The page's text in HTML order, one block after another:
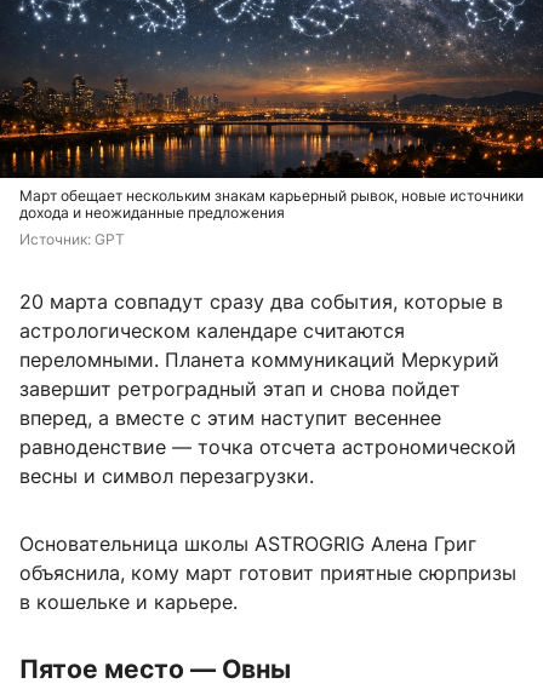
Март обещает нескольким знакам карьерный рывок, новые источники
дохода и неожиданные предложения
Источник: GPT
20 марта совпадут сразу два события, которые в
астрологическом календаре считаются
переломными. Планета коммуникаций Меркурий
завершит ретроградный этап и снова пойдет
вперед, а вместе с этим наступит весеннее
равноденствие — точка отсчета астрономической
весны и символ перезагрузки.
Основательница школы ASTROGRIG Алена Григ
объяснила, кому март готовит приятные сюрпризы
в кошельке и карьере.
Пятое место — Овны